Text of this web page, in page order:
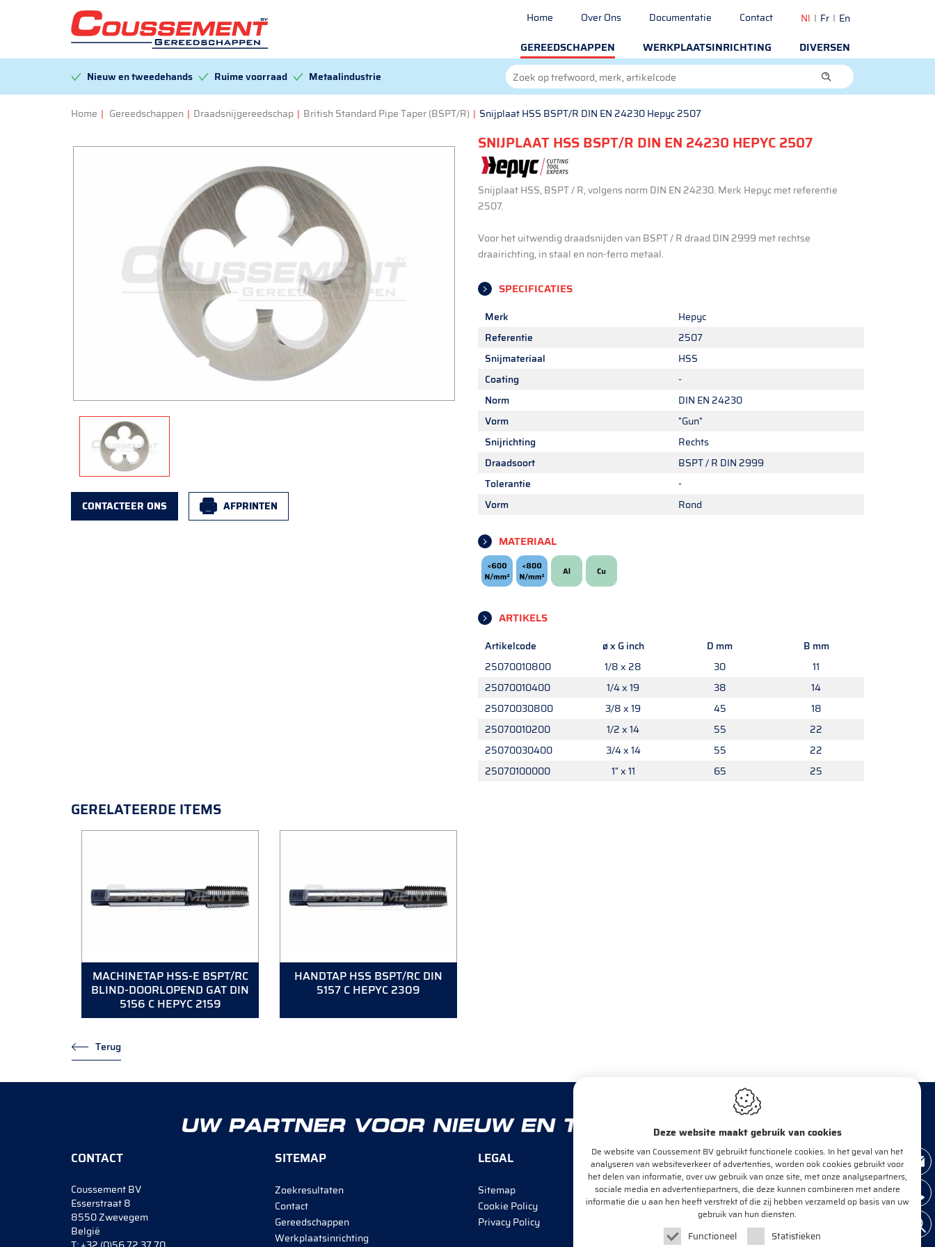
Home Over Ons Documentatie Contact Nl Fr En
GEREEDSCHAPPEN WERKPLAATSINRICHTING DIVERSEN
Nieuw en tweedehands Ruime voorraad Metaalindustrie
Home | Gereedschappen | Draadsnijgereedschap | British Standard Pipe Taper (BSPT/R) | Snijplaat HSS BSPT/R DIN EN 24230 Hepyc 2507
CONTACTEER ONS AFPRINTEN
SNIJPLAAT HSS BSPT/R DIN EN 24230 HEPYC 2507
Snijplaat HSS, BSPT / R, volgens norm DIN EN 24230. Merk Hepyc met referentie
2507.
Voor het uitwendig draadsnijden van BSPT / R draad DIN 2999 met rechtse
draairichting, in staal en non-ferro metaal.
SPECIFICATIES
Merk
Hepyc
Referentie
2507
Snijmateriaal
HSS
Coating
-
Norm
DIN EN 24230
Vorm
"Gun"
Snijrichting
Rechts
Draadsoort
BSPT / R DIN 2999
Tolerantie
-
Vorm
Rond
MATERIAAL
ARTIKELS
Artikelcode ø x G inch D mm
B mm
25070010800
1/8 x 28 30
11
25070010400
1/4 x 19 38
14
25070030800
3/8 x 19 45
18
25070010200
1/2 x 14 55
22
25070030400
3/4 x 14 55
22
25070100000
1" x 11 65 25
GERELATEERDE ITEMS
MACHINETAP HSS-E BSPT/RC
BLIND-DOORLOPEND GAT DIN
5156 C HEPYC 2159
HANDTAP HSS BSPT/RC DIN
5157 C HEPYC 2309
Terug
CONTACT
Coussement BV
Esserstraat 8
8550 Zwevegem
België
SITEMAP
Zoekresultaten
Contact
Gereedschappen
Werkplaatsinrichting
LEGAL
Sitemap
Cookie Policy
Privacy Policy
BRENG MIJ OP DE HOOGTE!
E-mail*
Deze website maakt gebruik van cookies
De website van Coussement BV gebruikt functionele cookies. In het geval van het
analyseren van websiteverkeer of advertenties, worden ook cookies gebruikt voor
het delen van informatie, over uw gebruik van onze site, met onze analysepartners,
sociale media en advertentiepartners, die deze kunnen combineren met andere
informatie die u aan hen heeft verstrekt of die zij hebben verzameld op basis van uw
gebruik van hun diensten.
Functioneel Statistieken